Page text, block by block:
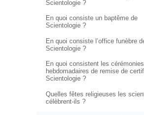
Scientologie ?
En quoi consiste un baptême de
Scientologie ?
En quoi consiste l’office funèbre
Scientologie ?
En quoi consistent les cérémonies
hebdomadaires de remise de
Scientologie ?
Quelles fêtes religieuses les
célèbrent-ils ?